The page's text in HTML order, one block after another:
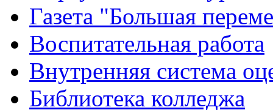
Газета "Большая
Воспитательная работа
Внутренняя система
Библиотека колледжа